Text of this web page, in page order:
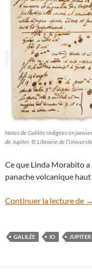
Notes de Galilée rédigées en
de Jupiter. © Librairie de
Ce que Linda Morabito a
panache volcanique
Continuer la lecture de →
GALILÉE IO JUPITER